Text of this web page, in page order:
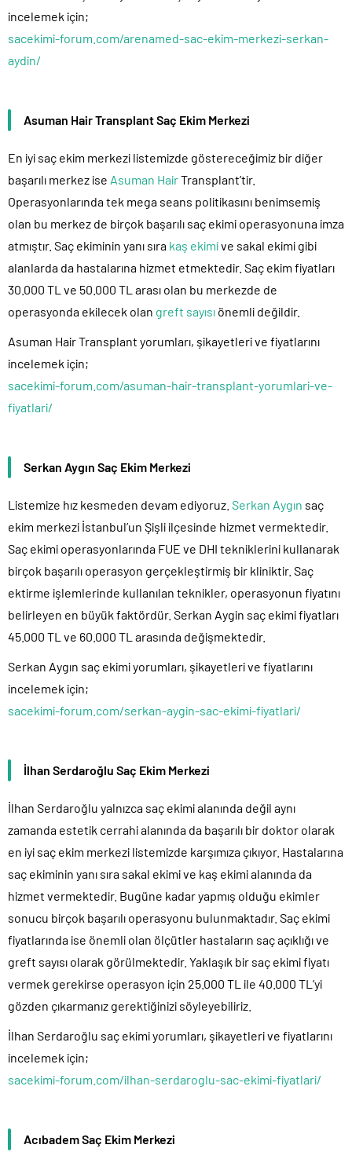
incelemek için;
sacekimi-forum.com/arenamed-sac-ekim-merkezi-serkan-
aydin/
Asuman Hair Transplant Saç Ekim Merkezi
En iyi saç ekim merkezi listemizde göstereceğimiz bir diğer
başarılı merkez ise Asuman HairTransplant’tir.
Operasyonlarında tek mega seans politikasını benimsemiş
olan bu merkez de birçok başarılı saç ekimi operasyonuna imza
atmıştır. Saç ekiminin yanı sıra kaş ekimive sakal ekimi gibi
alanlarda da hastalarına hizmet etmektedir. Saç ekim fiyatları
30.000 TL ve 50.000 TL arası olan bu merkezde de
operasyonda ekilecek olan greft sayısı önemli değildir.
Asuman Hair Transplant yorumları, şikayetleri ve fiyatlarını
incelemek için;
sacekimi-forum.com/asuman-hair-transplant-yorumlari-ve-
fiyatlari/
Serkan Aygın Saç Ekim Merkezi
Listemize hız kesmeden devam ediyoruz. Serkan Aygın saç
ekim merkezi İstanbul’un Şişli ilçesinde hizmet vermektedir.
Saç ekimi operasyonlarında FUE ve DHI tekniklerini kullanarak
birçok başarılı operasyon gerçekleştirmiş bir kliniktir. Saç
ektirme işlemlerinde kullanılan teknikler, operasyonun fiyatını
belirleyen en büyük faktördür. Serkan Aygin saç ekimi fiyatları
45.000 TL ve 60.000 TL arasında değişmektedir.
Serkan Aygın saç ekimi yorumları, şikayetleri ve fiyatlarını
incelemek için;
sacekimi-forum.com/serkan-aygin-sac-ekimi-fiyatlari/
İlhan Serdaroğlu Saç Ekim Merkezi
İlhan Serdaroğlu yalnızca saç ekimi alanında değil aynı
zamanda estetik cerrahi alanında da başarılı bir doktor olarak
en iyi saç ekim merkezi listemizde karşımıza çıkıyor. Hastalarına
saç ekiminin yanı sıra sakal ekimi ve kaş ekimi alanında da
hizmet vermektedir. Bugüne kadar yapmış olduğu ekimler
sonucu birçok başarılı operasyonu bulunmaktadır. Saç ekimi
fiyatlarında ise önemli olan ölçütler hastaların saç açıklığı ve
greft sayısı olarak görülmektedir. Yaklaşık bir saç ekimi fiyatı
vermek gerekirse operasyon için 25.000 TL ile 40.000 TL’yi
gözden çıkarmanız gerektiğinizi söyleyebiliriz.
İlhan Serdaroğlu saç ekimi yorumları, şikayetleri ve fiyatlarını
incelemek için;
sacekimi-forum.com/ilhan-serdaroglu-sac-ekimi-fiyatlari/
Acıbadem Saç Ekim Merkezi